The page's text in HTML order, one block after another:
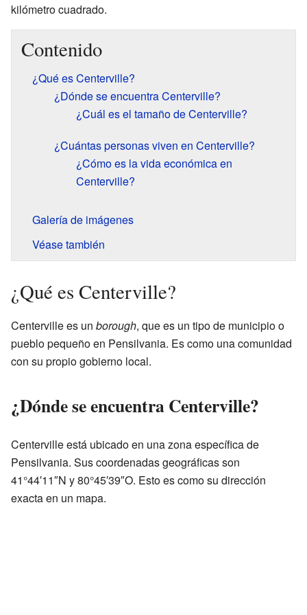
kilómetro cuadrado.
Contenido
¿Qué es Centerville?
¿Dónde se encuentra Centerville?
¿Cuál es el tamaño de Centerville?
¿Cuántas personas viven en Centerville?
¿Cómo es la vida económica en
Centerville?
Galería de imágenes
Véase también
¿Qué es Centerville?
Centerville es un borough, que es un tipo de municipio o
pueblo pequeño en Pensilvania. Es como una comunidad
con su propio gobierno local.
¿Dónde se encuentra Centerville?
Centerville está ubicado en una zona específica de
Pensilvania. Sus coordenadas geográficas son
41°44′11″N y 80°45′39″O. Esto es como su dirección
exacta en un mapa.